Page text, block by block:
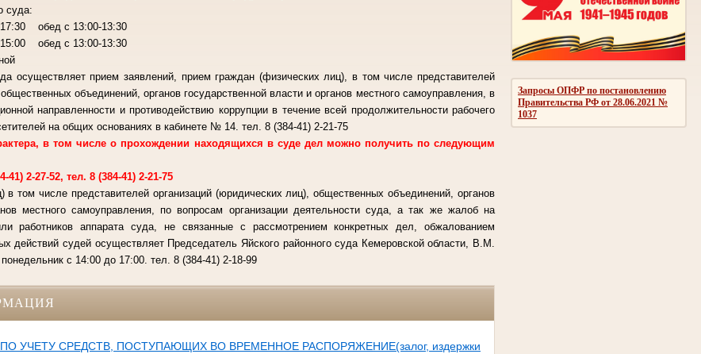
Запросы ОПФР по постановлению
Правительства РФ от 28.06.2021 №
1037
суда:
обед с 13:00-13:30
с 13:00-13:30
осуществляет прием заявлений, прием граждан (физических лиц), в том числе представителей
объединений, органов государственной власти и органов местного самоуправления, в
направленности и противодействию коррупции в течение всей продолжительности рабочего
на общих основаниях в кабинете № 14. тел. 8 (384-41) 2-21-75
в том числе о прохождении находящихся в суде дел можно получить по следующим
2-27-52, тел. 8 (384-41) 2-21-75
в том числе представителей организаций (юридических лиц), общественных объединений, органов
местного самоуправления, по вопросам организации деятельности суда, а так же жалоб на
работников аппарата суда, не связанные с рассмотрением конкретных дел, обжалованием
действий судей осуществляет Председатель Яйского районного суда Кемеровской области, В.М.
с 14:00 до 17:00. тел. 8 (384-41) 2-18-99
УЧЕТУ СРЕДСТВ, ПОСТУПАЮЩИХ ВО ВРЕМЕННОЕ РАСПОРЯЖЕНИЕ(залог, издержки